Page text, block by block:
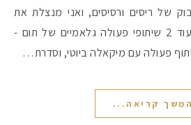
של ריסים ורסיסים, ואני מנצלת את
ההשקה הזו כדי לסקור עוד 2 שיתופי פעולה גלאמיים של תום -
פעולה עם מיקאלה ביוטי, וסדרת…
קריאה...